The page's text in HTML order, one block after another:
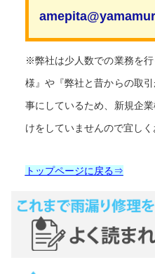
※弊社は少人数での業務を
様』や『弊社と昔からの取
事にしているため、新規企
けをしていませんので宜しく
トップページに戻る⇒